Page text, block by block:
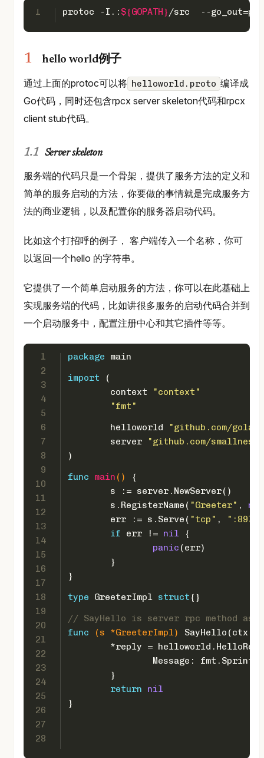
1 protoc -I.: ${GOPATH} /src  --
hello world例子
通过上面的protoc可以将 helloworld.proto 编译成
Go代码，同时还包含rpcx server skeleton代码和rpcx
client stub代码。
Server skeleton
服务端的代码只是一个骨架，提供了服务方法的定义和
简单的服务启动的方法，你要做的事情就是完成服务方
法的商业逻辑，以及配置你的服务器启动代码。
比如这个打招呼的例子， 客户端传入一个名称，你可
以返回一个hello 的字符串。
它提供了一个简单启动服务的方法，你可以在此基础上
实现服务端的代码，比如讲很多服务的启动代码合并到
一个启动服务中，配置注册中心和其它插件等等。
1
2
3
4
5
6
7
8
9
10
11
12
13
14
15
16
17
18
19
20
21
22
23
24
25
26
27
28
package main
import (
	context
"context"
"fmt"
	helloworld
"github.com/
	server
"github.com/
)
func
main ()
{
	s := server.NewServer()
	s.RegisterName(
"Greeter" , new
	err := s.Serve(
"tcp" ,
":8972"
if err != nil {
panic (err)
	}
}
type GreeterImpl struct {}
// SayHello is server rpc method as
func
(s *GreeterImpl)
SayHello(ctx
*reply =
		Message: fmt.Sprintf(
	}
return
nil
}